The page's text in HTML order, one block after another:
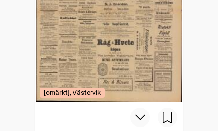
[omärkt], Västervik